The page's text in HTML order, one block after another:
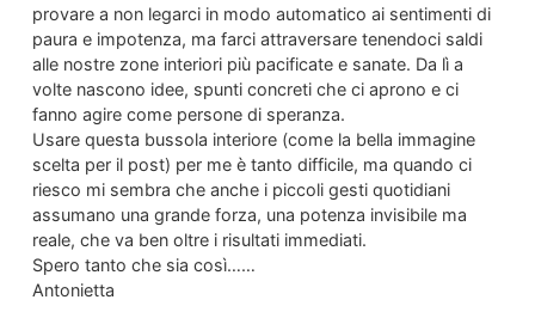
provare a non legarci in modo automatico ai sentimenti di
paura e impotenza, ma farci attraversare tenendoci saldi
alle nostre zone interiori più pacificate e sanate. Da lì a
volte nascono idee, spunti concreti che ci aprono e ci
fanno agire come persone di speranza.
Usare questa bussola interiore (come la bella immagine
scelta per il post) per me è tanto difficile, ma quando ci
riesco mi sembra che anche i piccoli gesti quotidiani
assumano una grande forza, una potenza invisibile ma
reale, che va ben oltre i risultati immediati.
Spero tanto che sia così……
Antonietta